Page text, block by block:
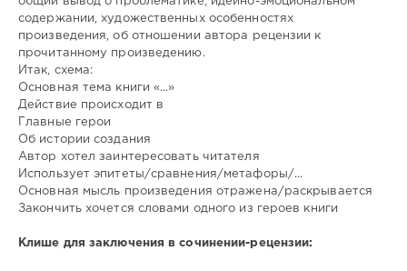
содержании, художественных особенностях
произведения, об отношении автора рецензии к
прочитанному произведению.
Итак, схема:
Основная тема книги «...»
Действие происходит в
Главные герои
Об истории создания
Автор хотел заинтересовать читателя
Использует эпитеты/сравнения/метафоры/...
Основная мысль произведения отражена/раскрывается
Закончить хочется словами одного из героев книги
Клише для заключения в сочинении-рецензии: